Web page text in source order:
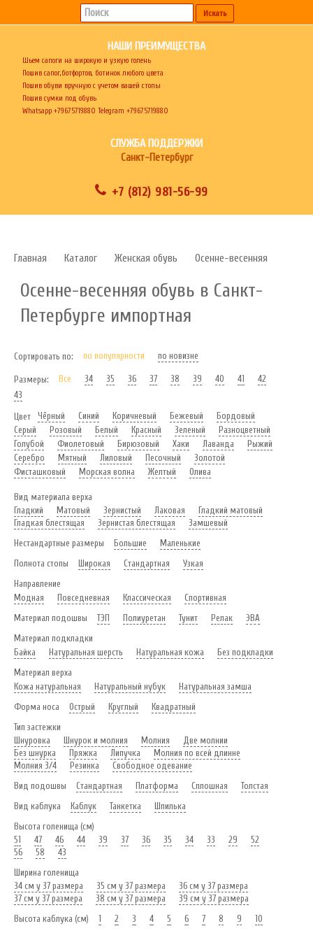
НАШИ ПРЕИМУЩЕСТВА
Шьем сапоги на широкую и узкую голень
Пошив сапог,ботфортов, ботинок любого цвета
Пошив обуви вручную с учетом вашей стопы
Пошив сумки под обувь
Whatsapp +79675719880 Telegram +79675719880
СЛУЖБА ПОДДЕРЖКИ
Санкт-Петербург
+7 (812) 981-56-99
Главная Каталог Женская обувь Осенне-весенняя
Осенне-весенняя обувь в Санкт-
Петербурге импортная
Сортировать по: по популярности по новизне
Размеры: Все 34 35 36 37 38 39 40 41
42
43
Цвет Чёрный Синий Коричневый Бежевый
Бордовый
Серый
Розовый Белый Красный Зеленый
Разноцветный
Голубой
Фиолетовый Бирюзовый Хаки Лаванда
Рыжий
Серебро
Мятный Лиловый Песочный
Золотой
Фисташковый
Морская волна Желтый Олива
Вид материала верха
Гладкий
Матовый Зернистый Лаковая
Гладкий матовый
Гладкая блестящая
Зернистая блестящая
Замшевый
Нестандартные размеры
Большие
Маленькие
Полнота стопы
Широкая Стандартная
Узкая
Направление
Модная
Повседневная Классическая
Спортивная
Материал подошвы
ТЭП Полиуретан Тунит Релак
ЭВА
Материал подкладки
Байка
Натуральная шерсть Натуральная кожа
Без подкладки
Материал верха
Кожа натуральная
Натуральный нубук
Натуральная замша
Форма носа
Острый Круглый
Квадратный
Тип застежки
Шнуровка
Шнурок и молния Молния
Две молнии
Без шнурка
Пряжка Липучка
Молния по всей длинне
Молния 3/4
Резинка
Свободное одевание
Вид подошвы
Стандартная Платформа Сплошная
Толстая
Вид каблука
Каблук Танкетка
Шпилька
Высота голенища (см)
51
47 46 44 39 37 36 35 34 33 29
52
56
58
43
Ширина голенища
34 см у 37 размера
35 см у 37 размера
36 см у 37 размера
37 см у 37 размера
38 см у 37 размера
39 см у 37 размера
Высота каблука (см)
1 2 3 4 5 6 7 8 9 10